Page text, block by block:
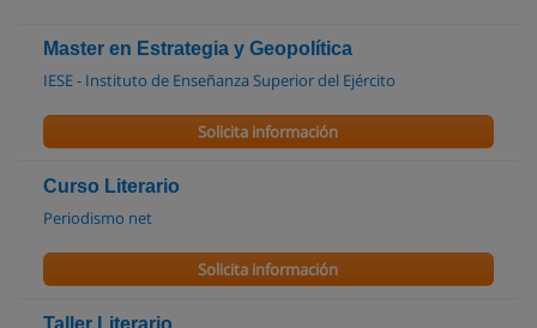
Master en Estrategia y Geopolítica
IESE - Instituto de Enseñanza Superior del Ejército
Solicita información
Curso Literario
Periodismo net
Solicita información
Taller Literario